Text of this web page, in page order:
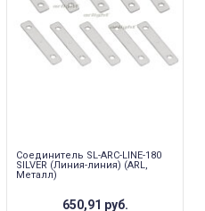
Соединитель SL-ARC-LINE-180
SILVER (Линия-линия) (ARL,
Металл)
650,91 руб.